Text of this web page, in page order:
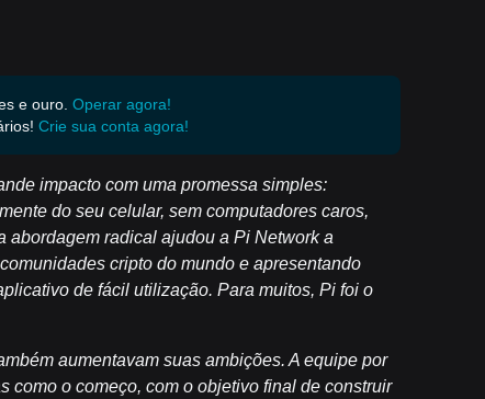
e ouro. Operar agora!
Crie sua conta agora!
impacto com uma promessa simples:
do seu celular, sem computadores caros,
abordagem radical ajudou a Pi Network a
cripto do mundo e apresentando
de fácil utilização. Para muitos, Pi foi o
aumentavam suas ambições. A equipe por
como o começo, com o objetivo final de construir